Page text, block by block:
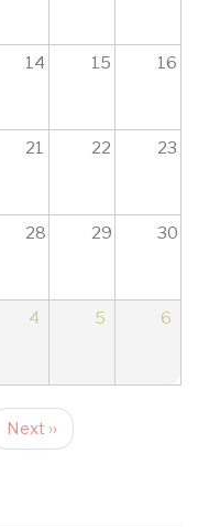
14 15 16
21 22 23
28 29 30
4 5 6
Next ››